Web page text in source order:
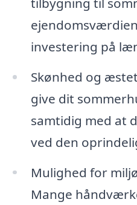
investering på
Skønhed og
give dit
samtidig med at
ved den
Mulighed for
Mange